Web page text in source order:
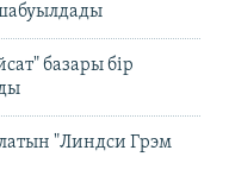
базары бір
"Линдси Грэм